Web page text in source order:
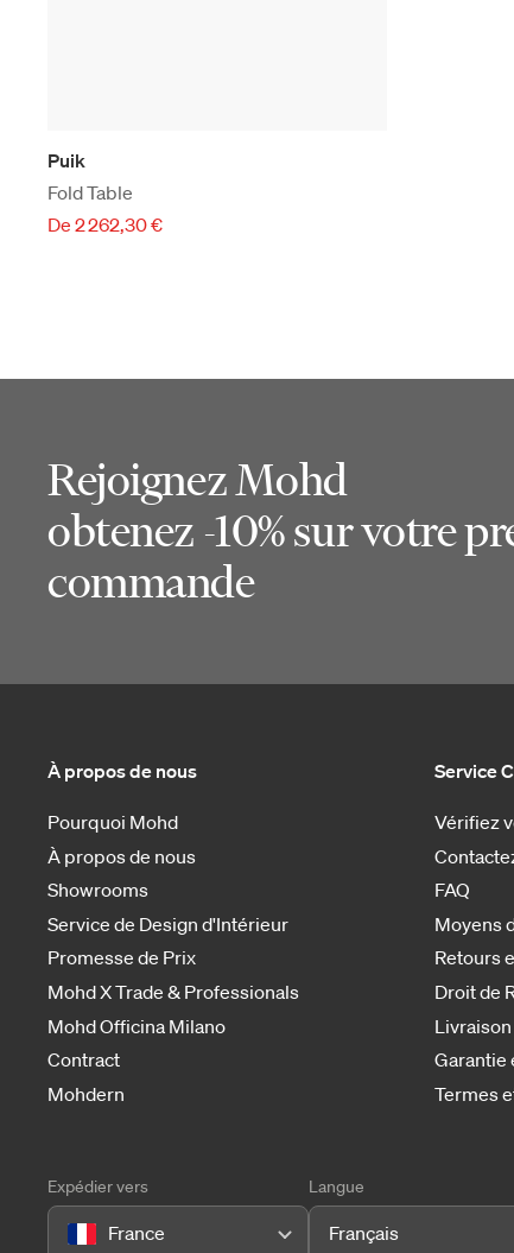
Puik
Fold Table
De 2 262,30 €
Rejoignez Mohd
obtenez -10% sur votre
commande
À propos de nous
Pourquoi Mohd
À propos de nous
Showrooms
Service de Design d'Intérieur
Promesse de Prix
Mohd X Trade & Professionals
Mohd Officina Milano
Contract
Mohdern
Service
Vérifiez
FAQ
Moyens
Retours
Droit de
Livraison
Garantie
Termes
Expédier vers
France
Langue
Français